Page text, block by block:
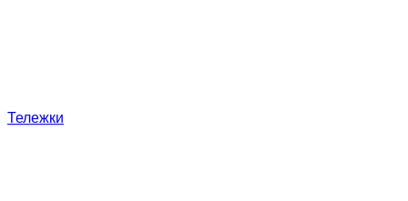
Тележки